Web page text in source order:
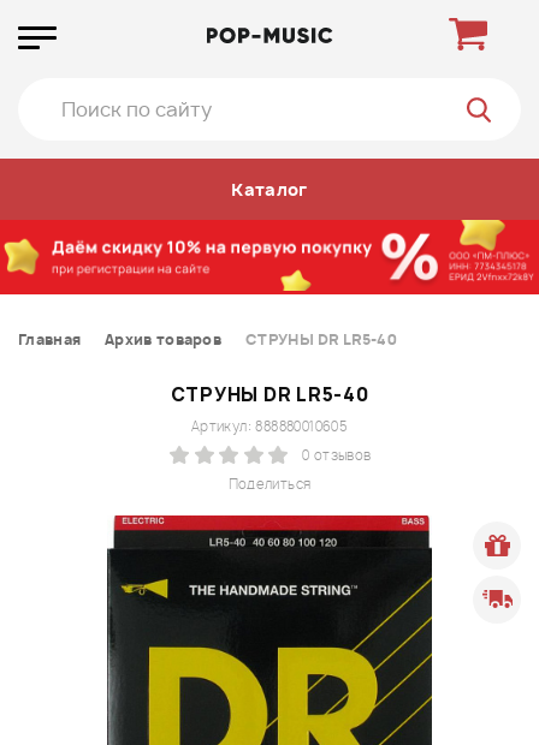
Каталог
Главная Архив товаров СТРУНЫ DR LR5-40
СТРУНЫ DR LR5-40
Поделиться
Артикул: 888880010605
0 отзывов